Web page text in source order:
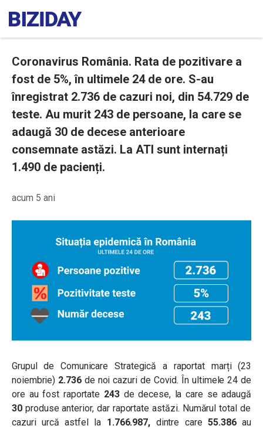
Coronavirus România. Rata de pozitivare a
fost de 5%, în ultimele 24 de ore. S-au
înregistrat 2.736 de cazuri noi, din 54.729 de
teste. Au murit 243 de persoane, la care se
adaugă 30 de decese anterioare
consemnate astăzi. La ATI sunt internați
1.490 de pacienți.
acum 5 ani
Grupul de Comunicare Strategică a raportat marți (23
noiembrie) 2.736 de noi cazuri de Covid. În ultimele 24 de
ore au fost raportate 243 de decese, la care se adaugă
30 produse anterior, dar raportate astăzi. Numărul total de
cazuri urcă astfel la 1.766.987, dintre care55.386au